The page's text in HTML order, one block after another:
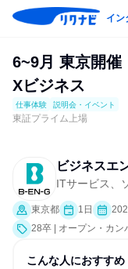
イン
6~9月 東京開催
Xビジネス
仕事体験 説明会・イベント
東証プライム上場
ビジネスエ
ITサービス、
東京都 1日
28卒 | オープン・カン
こんな人におすすめ